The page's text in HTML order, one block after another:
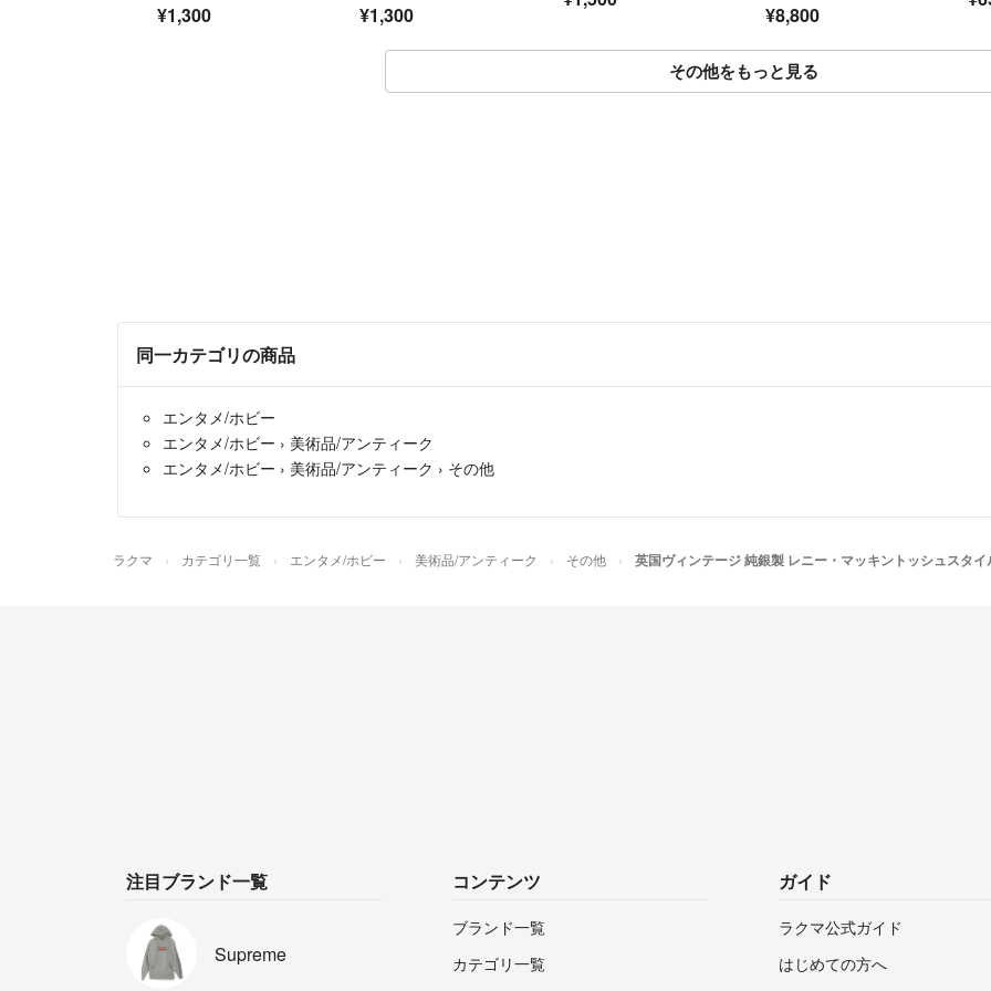
注文確定後、通
※毎週、水・木・
お値下げの交渉
されています。
https://fril.jp/ts/
¥1,300 ¥1,300 ¥8,800
その他をもっと見る
同一カテゴリの商品
エンタメ/ホビー
エンタメ/ホビー › 美術品/アンティーク
エンタメ/ホビー › 美術品/アンティーク › その他
ラクマ カテゴリ一覧 エンタメ/ホビー 美術品/アンティーク その他 英国ヴィンテージ 純銀製 レニー・マッキントッシュスタ
注目ブランド一覧
Supreme
コンテンツ
ブランド一覧
カテゴリ一覧
ガイド
ラクマ公式ガイド
はじめての方へ